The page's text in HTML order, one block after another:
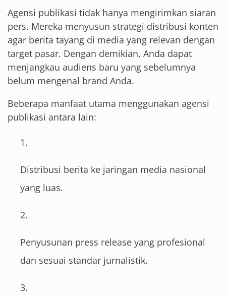
Agensi publikasi tidak hanya mengirimkan siaran
pers. Mereka menyusun strategi distribusi konten
agar berita tayang di media yang relevan dengan
target pasar. Dengan demikian, Anda dapat
menjangkau audiens baru yang sebelumnya
belum mengenal brand Anda.
Beberapa manfaat utama menggunakan agensi
publikasi antara lain:
Distribusi berita ke jaringan media nasional
yang luas.
Penyusunan press release yang profesional
dan sesuai standar jurnalistik.